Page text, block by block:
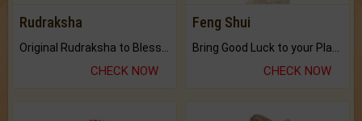
Rudraksha
CHECK NOW
Feng Shui
CHECK NOW